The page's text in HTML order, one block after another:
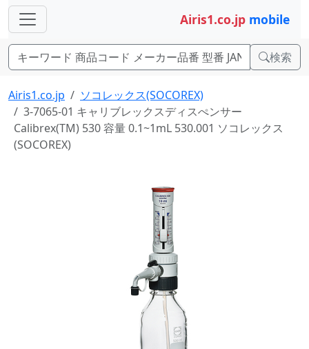
Airis1.co.jp mobile
検索
Airis1.co.jp
ソコレックス(SOCOREX)
3-7065-01 キャリブレックスディスぺンサー
Calibrex(TM) 530 容量 0.1~1mL 530.001 ソコレックス
(SOCOREX)